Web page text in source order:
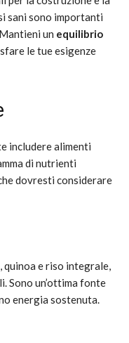
sani sono importanti
un equilibrio
le tue esigenze
includere alimenti
di nutrienti
dovresti considerare
quinoa e riso integrale,
Sono un’ottima fonte
energia sostenuta.